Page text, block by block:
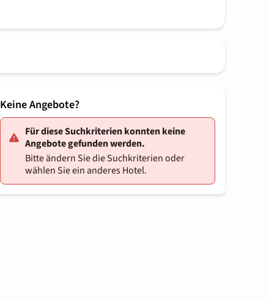
Keine Angebote?
Für diese Suchkriterien konnten keine
Angebote gefunden werden.
Bitte ändern Sie die Suchkriterien oder
wählen Sie ein anderes Hotel.